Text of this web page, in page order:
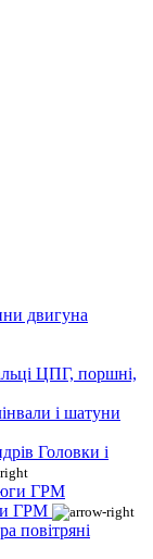
двигуна
ЦПГ, поршні,
і шатуни
Головки і
ГРМ
повітряні